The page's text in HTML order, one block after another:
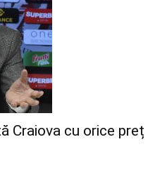
Craiova cu orice preț